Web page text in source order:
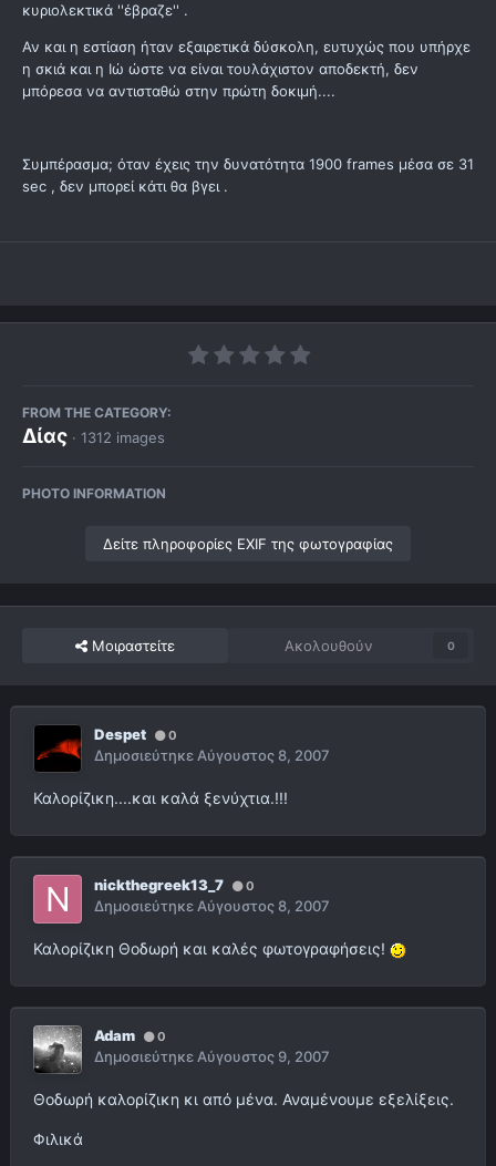
κυριολεκτικά ''έβραζε'' .
Αν και η εστίαση ήταν εξαιρετικά δύσκολη, ευτυχώς που υπήρχε
η σκιά και η Ιώ ώστε να είναι τουλάχιστον αποδεκτή, δεν
μπόρεσα να αντισταθώ στην πρώτη δοκιμή....
Συμπέρασμα; όταν έχεις την δυνατότητα 1900 frames μέσα σε 31
sec , δεν μπορεί κάτι θα βγει .
FROM THE CATEGORY:
Δίας · 1312 images
PHOTO INFORMATION
Δείτε πληροφορίες EXIF της φωτογραφίας
Μοιραστείτε Ακολουθούν 0
Despet 0
ΔημοσιεύτηκεΑύγουστος 8, 2007
Καλορίζικη....και καλά ξενύχτια.!!!
nickthegreek13_7 0
ΔημοσιεύτηκεΑύγουστος 8, 2007
Καλορίζικη Θοδωρή και καλές φωτογραφήσεις!
Adam 0
ΔημοσιεύτηκεΑύγουστος 9, 2007
Θοδωρή καλορίζικη κι από μένα. Αναμένουμε εξελίξεις.
Φιλικά